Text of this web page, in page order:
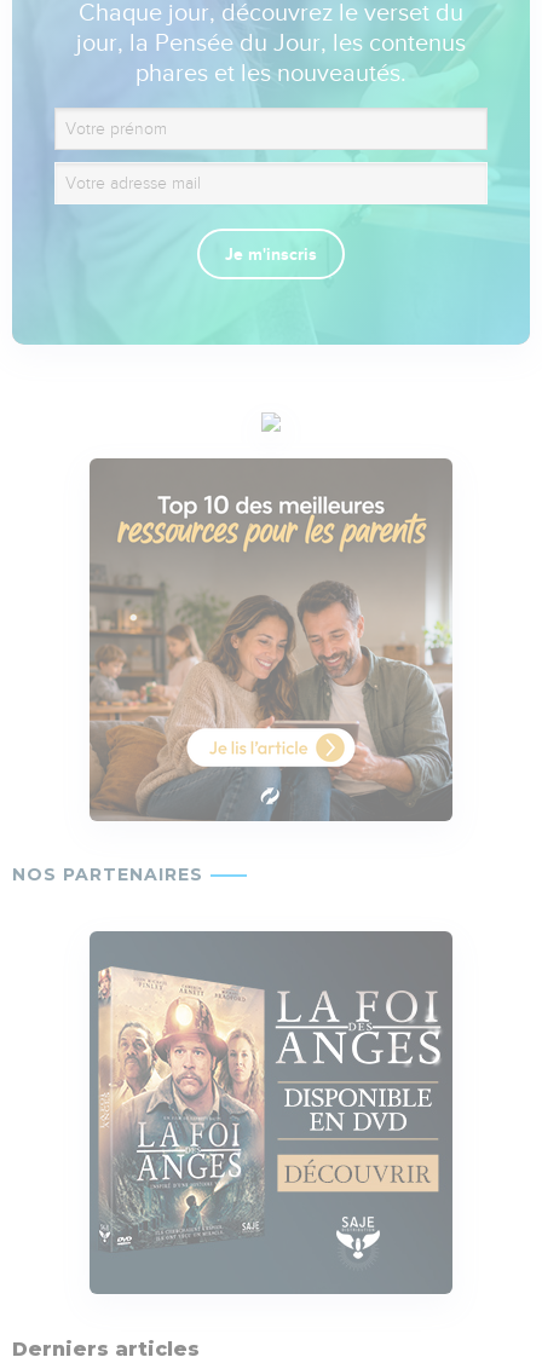
Chaque jour, découvrez le verset du
jour, la Pensée du Jour, les contenus
phares et les nouveautés.
Je m'inscris
Derniers articles